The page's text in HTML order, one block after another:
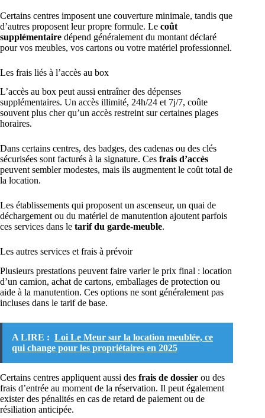
Certains centres imposent une couverture minimale, tandis que
d’autres proposent leur propre formule. Le coût
supplémentaire dépend généralement du montant déclaré
pour vos meubles, vos cartons ou votre matériel professionnel.
Les frais liés à l’accès au box
L’accès au box peut aussi entraîner des dépenses
supplémentaires. Un accès illimité, 24h/24 et 7j/7, coûte
souvent plus cher qu’un accès restreint sur certaines plages
horaires.
Dans certains centres, des badges, des cadenas ou des clés
sécurisées sont facturés à la signature. Ces frais d’accès
peuvent sembler modestes, mais ils augmentent le coût total de
la location.
Les établissements qui proposent un ascenseur, un quai de
déchargement ou du matériel de manutention ajoutent parfois
ces services dans le tarif du garde-meuble.
Les autres services et frais à prévoir
Plusieurs prestations peuvent faire varier le prix final : location
d’un camion, achat de cartons, emballages de protection ou
aide à la manutention. Ces options ne sont généralement pas
incluses dans le tarif de base.
A LIRE : Loi Le Meur sur la location meublée, ce
qui change pour les propriétaires en 2025
Certains centres appliquent aussi des frais de dossier ou des
frais d’entrée au moment de la réservation. Il peut également
exister des pénalités en cas de retard de paiement ou de
résiliation anticipée.